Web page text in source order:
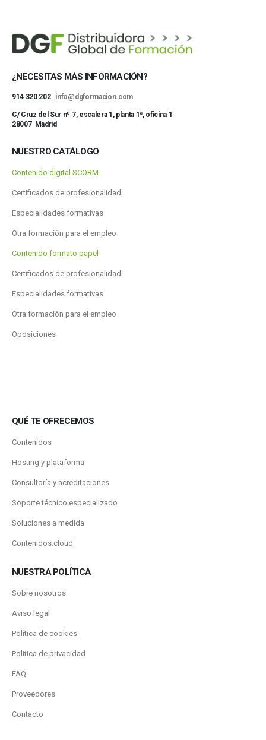
¿NECESITAS MÁS INFORMACIÓN?
914 320 202 | info@dgformacion.com
C/ Cruz del Sur nº 7, escalera 1, planta 1ª, oficina 1
28007 Madrid
NUESTRO CATÁLOGO
Contenido digital SCORM
Certificados de profesionalidad
Especialidades formativas
Otra formación para el empleo
Contenido formato papel
Certificados de profesionalidad
Especialidades formativas
Otra formación para el empleo
Oposiciones
QUÉ TE OFRECEMOS
Contenidos
Hosting y plataforma
Consultoría y acreditaciones
Soporte técnico especializado
Soluciones a medida
Contenidos.cloud
NUESTRA POLÍTICA
Sobre nosotros
Aviso legal
Política de cookies
Politica de privacidad
FAQ
Proveedores
Contacto